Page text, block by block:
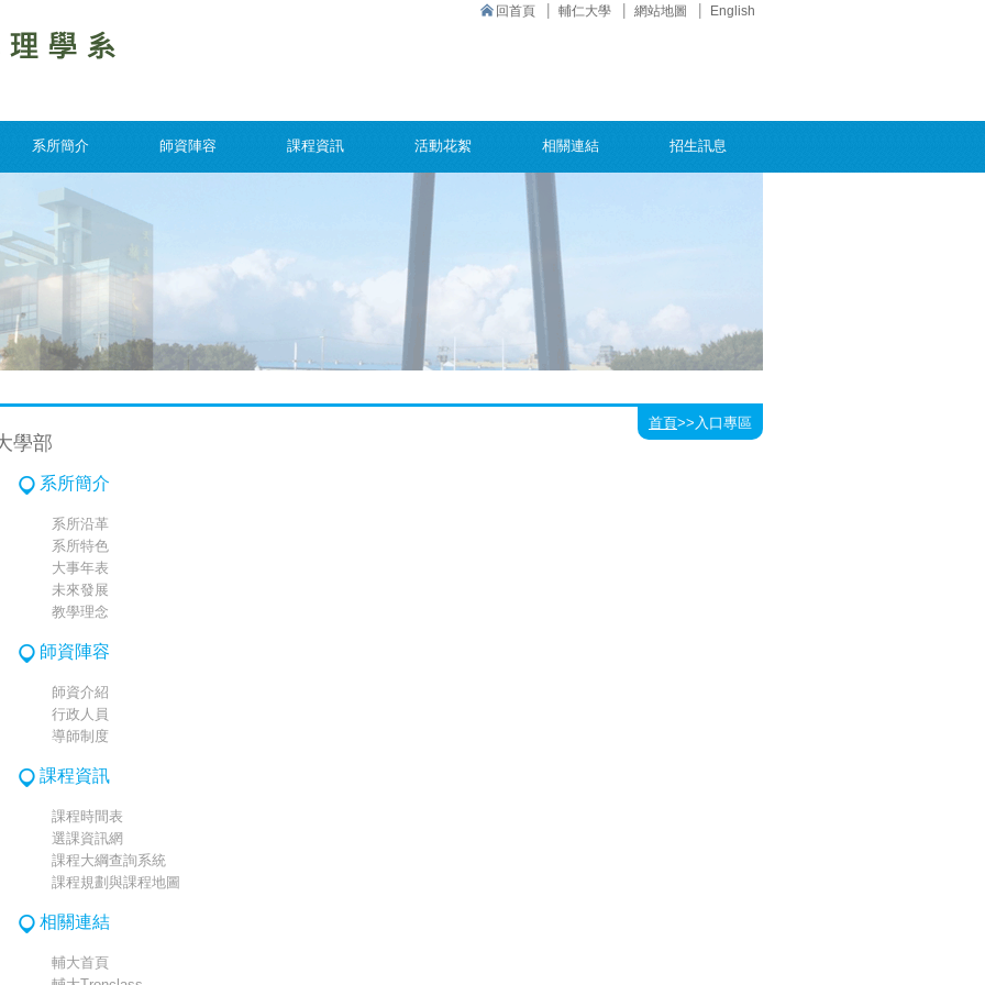
回首頁 輔仁大學 網站地圖 English
系所簡介 師資陣容 課程資訊 活動花絮 相關連結 招生訊息
學部
首頁>> 入口專區
系所簡介
系所沿革
系所特色
大事年表
未來發展
教學理念
師資陣容
師資介紹
行政人員
導師制度
課程資訊
課程時間表
選課資訊網
課程大綱查詢系統
課程規劃與課程地圖
相關連結
輔大首頁